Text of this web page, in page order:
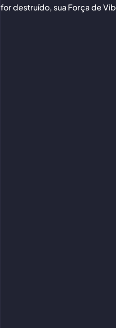
for destruído, sua Força de